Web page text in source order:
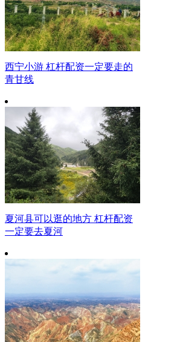
西宁小游 杠杆配资一定要走的
青甘线
夏河县可以逛的地方 杠杆配资
一定要去夏河